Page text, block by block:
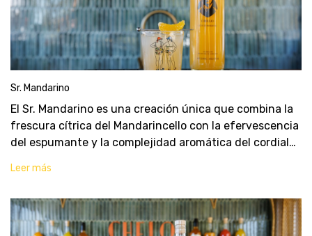
Sr. Mandarino
El Sr. Mandarino es una creación única que combina la
frescura cítrica del Mandarincello con la efervescencia
del espumante y la complejidad aromática del cordial
mientras que la albahaca y el co
Leer más